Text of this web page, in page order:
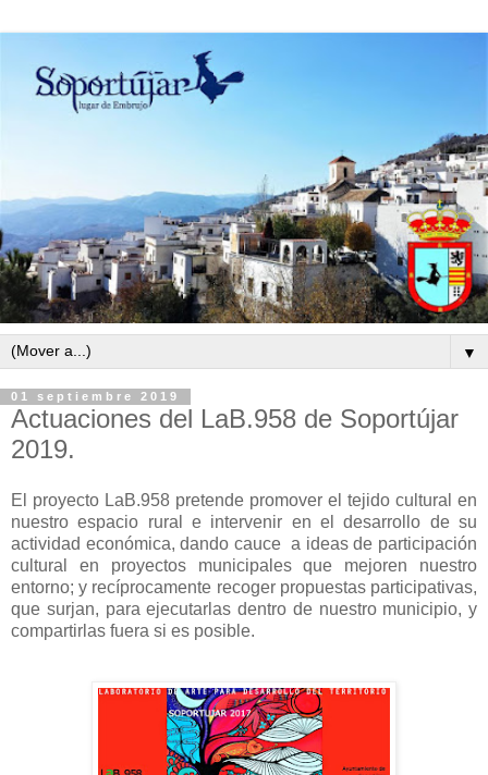
▼
01 septiembre 2019
Actuaciones del LaB.958 de Soportújar
2019.
El proyecto LaB.958 pretende promover el tejido cultural en
nuestro espacio rural e intervenir en el desarrollo de su
actividad económica, dando cauce a ideas de participación
cultural en proyectos municipales que mejoren nuestro
entorno; y recíprocamente recoger propuestas participativas,
que surjan, para ejecutarlas dentro de nuestro municipio, y
compartirlas fuera si es posible.